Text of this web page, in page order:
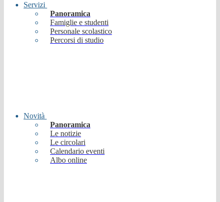
Servizi
Panoramica
Famiglie e studenti
Personale scolastico
Percorsi di studio
Novità
Panoramica
Le notizie
Le circolari
Calendario eventi
Albo online